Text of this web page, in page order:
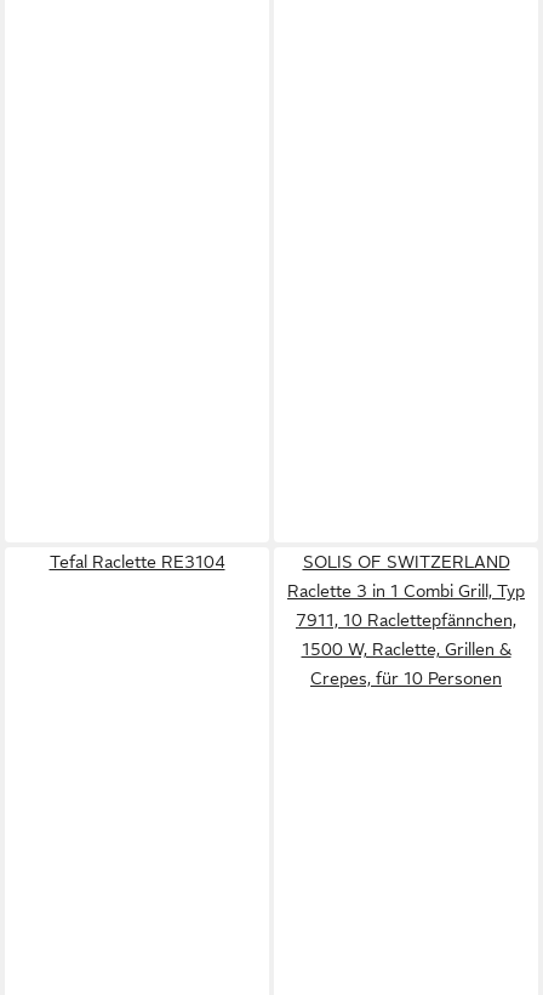
Tefal Raclette RE3104
SOLIS OF SWITZERLAND
Raclette 3 in 1 Combi Grill, Typ
7911, 10 Raclettepfännchen,
1500 W, Raclette, Grillen &
Crepes, für 10 Personen